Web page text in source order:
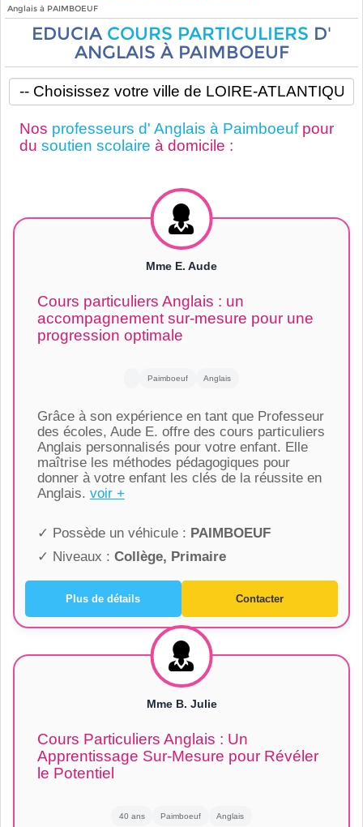
Anglais à PAIMBOEUF
EDUCIA COURS PARTICULIERS D'
ANGLAIS À PAIMBOEUF
Nos professeurs d' Anglais à Paimboeufpour
du soutien scolaire à domicile :
Mme E. Aude
Cours particuliers Anglais : un
accompagnement sur-mesure pour une
progression optimale
Paimboeuf Anglais
Grâce à son expérience en tant que Professeur
des écoles, Aude E. offre des cours particuliers
Anglais personnalisés pour votre enfant. Elle
maîtrise les méthodes pédagogiques pour
donner à votre enfant les clés de la réussite en
Anglais. voir +
✓ Possède un véhicule : PAIMBOEUF
✓ Niveaux : Collège, Primaire
Plus de détails Contacter
Mme B. Julie
Cours Particuliers Anglais : Un
Apprentissage Sur-Mesure pour Révéler
le Potentiel
40 ans Paimboeuf Anglais